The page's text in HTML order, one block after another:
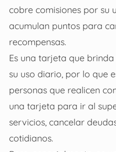
cobre comisiones por su
acumulan puntos para
recompensas.
Es una tarjeta que
su uso diario, por lo que
personas que realicen
una tarjeta para ir al
servicios, cancelar
cotidianos.